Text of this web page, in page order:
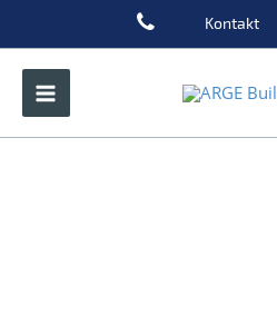
springen
Kontakt